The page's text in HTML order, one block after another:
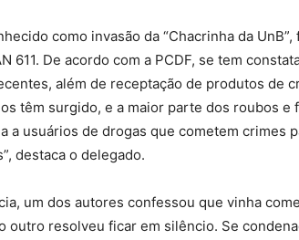
como invasão da “Chacrinha da
611. De acordo com a PCDF, se tem
além de receptação de produtos de
têm surgido, e a maior parte dos roubos
a usuários de drogas que cometem crimes
destaca o delegado.
um dos autores confessou que vinha
outro resolveu ficar em silêncio. Se